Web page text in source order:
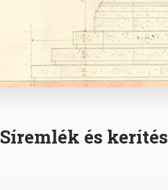
Síremlék és kerítés